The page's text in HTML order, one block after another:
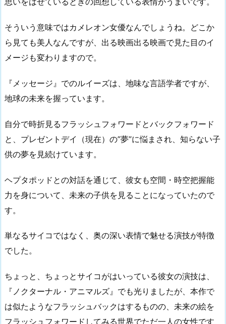
そういう意味ではカメレオン女優なんでしょうね。どこか
ら見ても美人なんですが、出る映画出る映画で見た目のイ
メージも変わりますので。
『メッセージ』でのルイーズは、地味な言語学者ですが、
地球の未来を握っています。
自分で時折見るフラッシュフォワードとバックフォワード
と、プレゼントデイ（現在）の”夢”に悩まされ、知らない子
供の夢を見続けています。
ヘプタポッドとの対話を通じて、彼女も空間・時空把握能
力を身について、未来の子供を見ることになっていたので
す。
単なるサイコではなく、奥の深い表情で魅せる演技が特徴
でした。
ちょっと、ちょっとサイコがはいっている彼女の演技は、
『ノクターナル・アニマルズ』でも光りましたが、本作で
は似たようなフラッシュバックはするものの、未来の絵を
フラッシュフォワードしてみる世界でただ一人の女性です